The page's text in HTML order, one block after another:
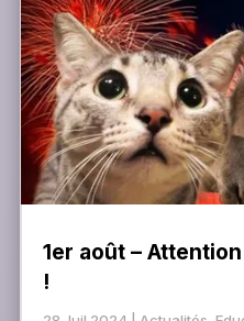
1er août –
!